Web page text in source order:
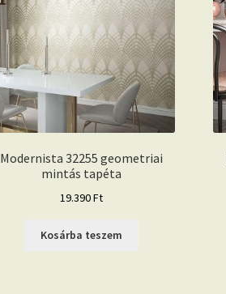
Modernista 32255 geometriai
mintás tapéta
19.390Ft
Kosárba teszem